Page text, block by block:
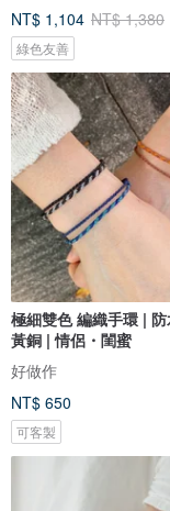
NT$ 1,104 NT$ 1,380
綠色友善
極細雙色 編織手環 |
黃銅 | 情侶・閨蜜
好做作
NT$ 650
可客製